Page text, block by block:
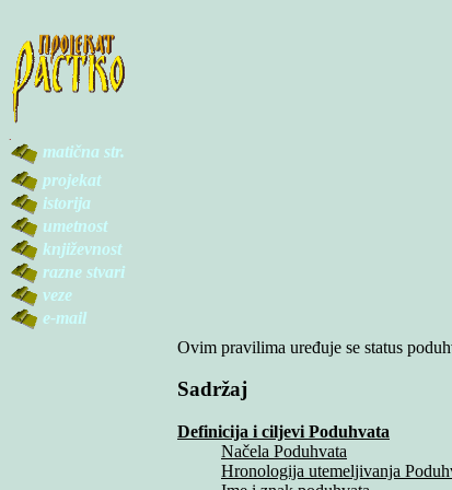
matična str.
projekat
istorija
umetnost
književnost
razne stvari
veze
e-mail
Ovim pravilima uređuje se status
Sadržaj
Definicija i ciljevi Poduhvata
Načela Poduhvata
Hronologija utemeljivanja